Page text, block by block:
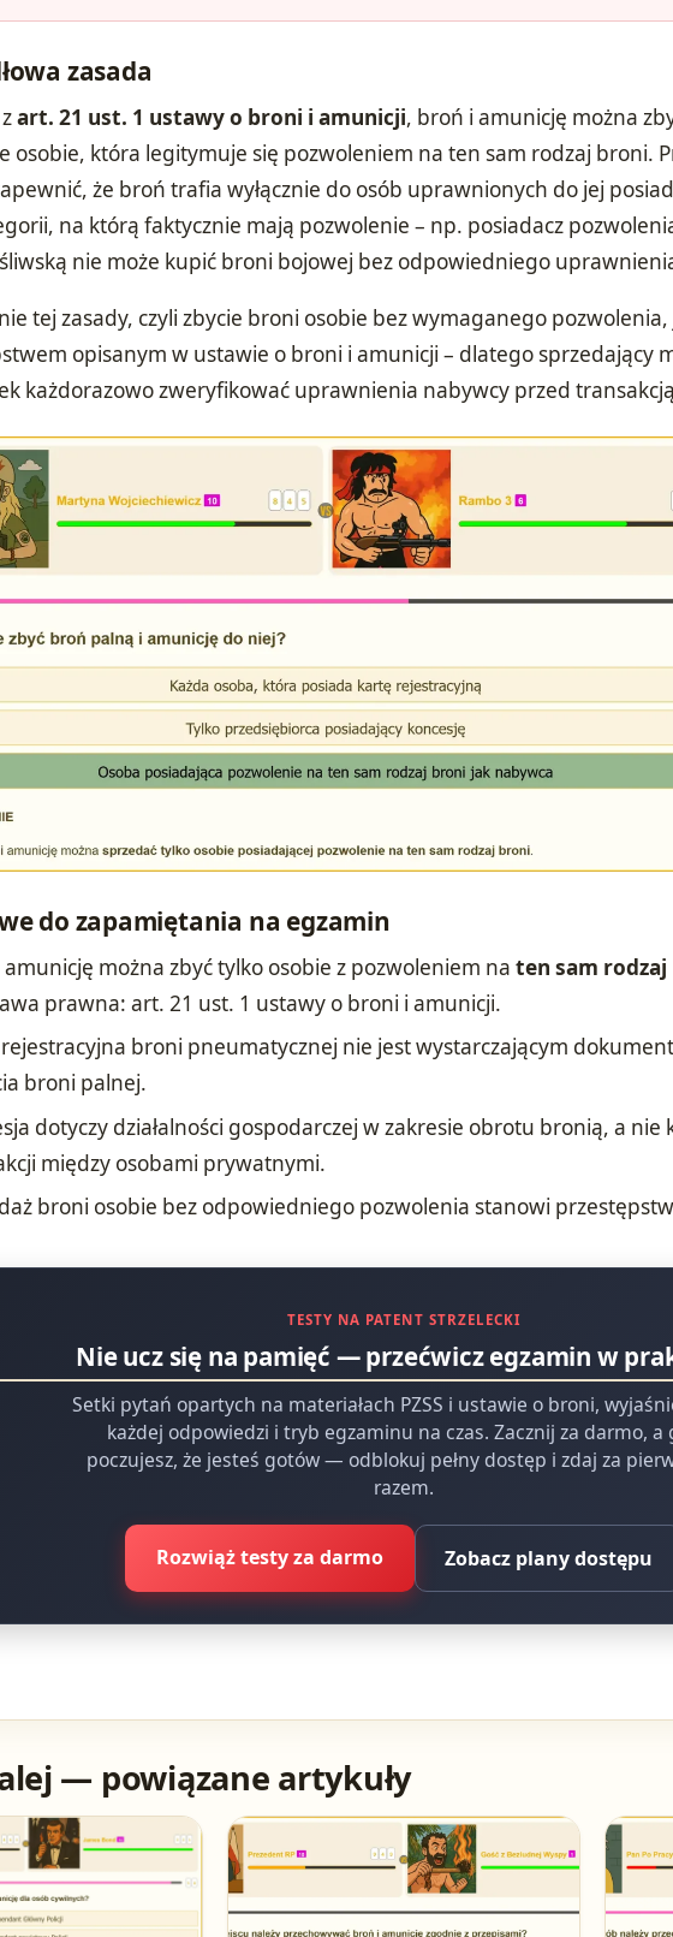
zasada
art. 21 ust. 1 ustawy o broni i amunicji, broń i amunicję można
osobie, która legitymuje się pozwoleniem na ten sam rodzaj broni.
że broń trafia wyłącznie do osób uprawnionych do jej
na którą faktycznie mają pozwolenie – np. posiadacz
nie może kupić broni bojowej bez odpowiedniego
tej zasady, czyli zbycie broni osobie bez wymaganego pozwolenia,
opisanym w ustawie o broni i amunicji – dlatego sprzedający
każdorazowo zweryfikować uprawnienia nabywcy przed
do zapamiętania na egzamin
amunicję można zbyć tylko osobie z pozwoleniem naten sam
prawna: art. 21 ust. 1 ustawy o broni i amunicji.
broni pneumatycznej nie jest wystarczającym
broni palnej.
dotyczy działalności gospodarczej w zakresie obrotu bronią, a nie
między osobami prywatnymi.
broni osobie bez odpowiedniego pozwolenia stanowi
TESTY NA PATENT STRZELECKI
Nie ucz się na pamięć — przećwicz egzamin w
Setki pytań opartych na materiałach PZSS i ustawie o broni,
każdej odpowiedzi i tryb egzaminu na czas. Zacznij za darmo, a
poczujesz, że jesteś gotów — odblokuj pełny dostęp i zdaj za
razem.
Rozwiąż testy za darmo Zobacz plany dostępu
— powiązane artykuły